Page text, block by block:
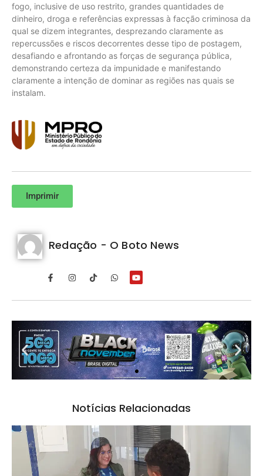
fogo, inclusive de uso restrito, grandes quantidades de
dinheiro, droga e referências expressas à facção criminosa da
qual se dizem integrantes, desprezando claramente as
repercussões e riscos decorrentes desse tipo de postagem,
desafiando e afrontando as forças de segurança pública,
demonstrando certeza da impunidade e manifestando
claramente a intenção de dominar as regiões nas quais se
instalam.
Imprimir
Redação - O Boto News
Notícias Relacionadas